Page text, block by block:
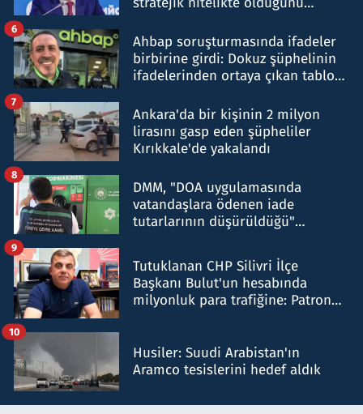
Ahbap soruşturmasında ifadeler
birbirine girdi: Dokuz şüphelinin
ifadelerinden ortaya çıkan tablo
6
Ankara'da bir kişinin 2 milyon
lirasını gasp eden şüpheliler
Kırıkkale'de yakalandı
7
DMM, "DOA uygulamasında
vatandaşlara ödenen iade
tutarlarının düşürüldüğü"
8
Tutuklanan CHP Silivri İlçe
Başkanı Bulut'un hesabında
milyonluk para trafiğine: Patron
9
Husiler: Suudi Arabistan'ın
Aramco tesislerini hedef aldık
10